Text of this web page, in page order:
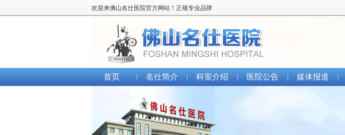
欢迎来佛山名仕医院官方网站！正规专业品牌
首页 名仕简介 科室介绍 医院公告 媒体报道